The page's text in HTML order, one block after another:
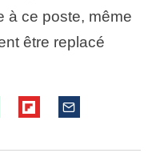
à ce poste, même
être replacé